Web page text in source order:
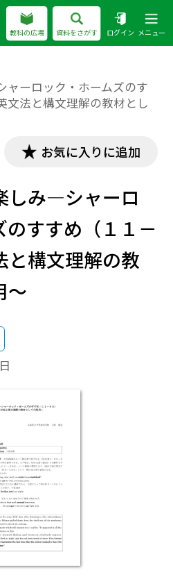
教科の広場 資料をさがす ログイン メニュー
ーロック・ホームズのす
文法と構文理解の教材とし
お気に入りに追加
しみ―シャーロ
のすすめ（１１－
と構文理解の教
～